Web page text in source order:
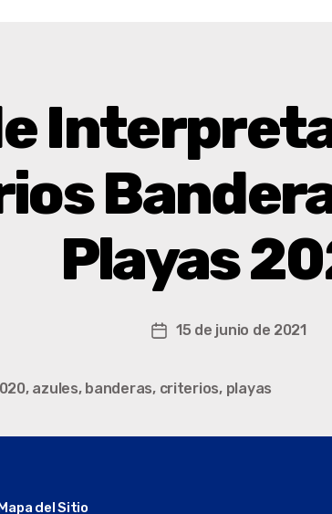
Playas
15 de junio de 2021
, azules, banderas, criterios, playas
del Sitio